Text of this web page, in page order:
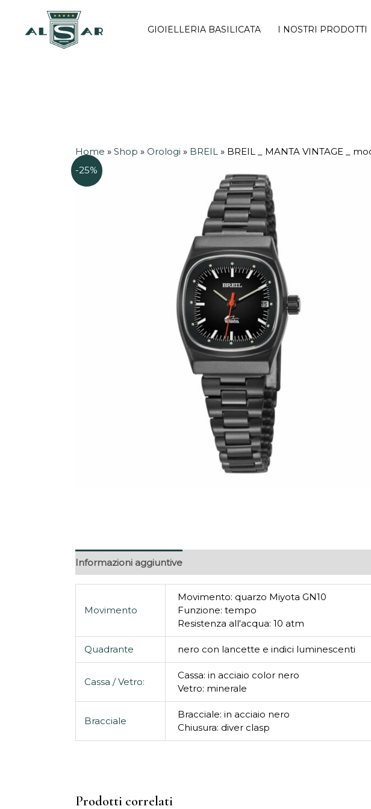
GIOIELLERIA BASILICATA I NOSTRI PRODOTTI
Home »Shop » Orologi » BREIL » BREIL _ MANTA VINTAGE _
-25%
Informazioni aggiuntive
Movimento
Movimento: quarzo Miyota GN10
Funzione: tempo
Resistenza all'acqua: 10 atm
Quadrante nero con lancette e indici luminescenti
Cassa / Vetro:
Cassa: in acciaio color nero
Vetro: minerale
Bracciale
Bracciale: in acciaio nero
Chiusura: diver clasp
Prodotti correlati